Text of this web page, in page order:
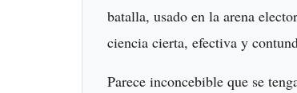
batalla, usado en la arena
ciencia cierta, efectiva y
Parece inconcebible que se